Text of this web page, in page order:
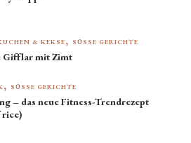
& KEKSE SÜSSE GERICHTE
Gifflar mit Zimt
SÜSSE GERICHTE
– das neue Fitness-Trendrezept
rice)